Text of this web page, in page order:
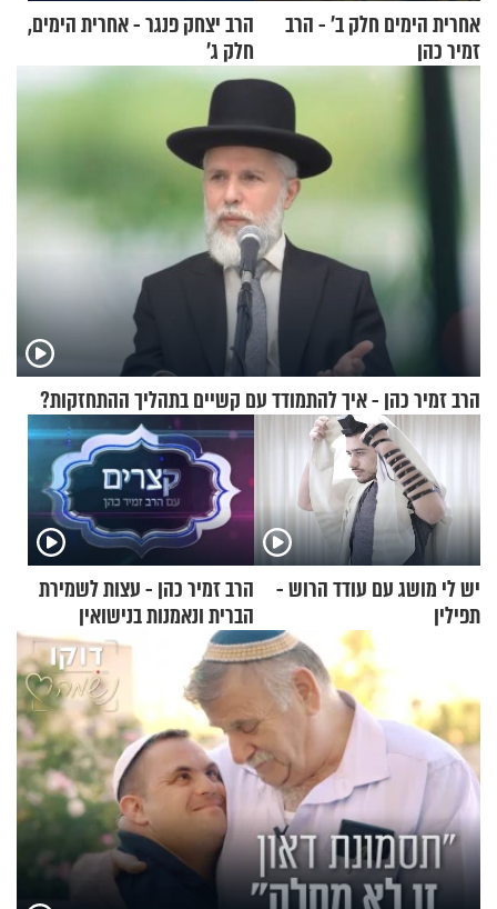
אחרית הימים חלק ב’ - הרב
זמיר כהן
הרב יצחק פנגר - אחרית הימים,
חלק ג’
הרב זמיר כהן - איך להתמודד עם קשיים בתהליך ההתחזקות?
יש לי מושג עם עודד הרוש -
תפילין
הרב זמיר כהן - עצות לשמירת
הברית ונאמנות בנישואין